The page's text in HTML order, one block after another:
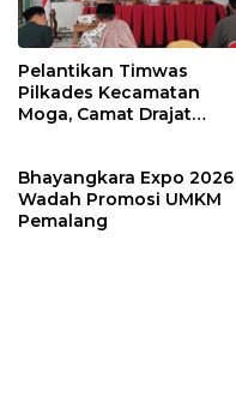
Pelantikan Timwas
Pilkades Kecamatan
Moga, Camat Drajat
Bhayangkara Expo 2026
Wadah Promosi UMKM
Pemalang